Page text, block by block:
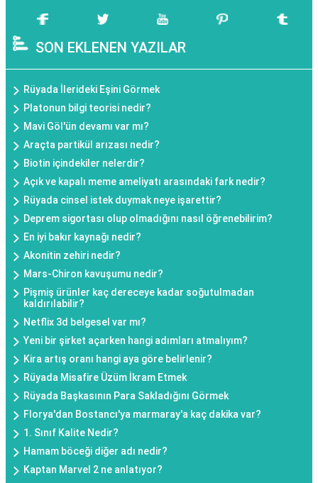
SON EKLENEN YAZILAR
Rüyada İlerideki Eşini Görmek
Platonun bilgi teorisi nedir?
Mavi Göl'ün devamı var mı?
Araçta partikül arızası nedir?
Biotin içindekiler nelerdir?
Açık ve kapalı meme ameliyatı arasındaki fark nedir?
Rüyada cinsel istek duymak neye işarettir?
Deprem sigortası olup olmadığını nasıl öğrenebilirim?
En iyi bakır kaynağı nedir?
Akonitin zehiri nedir?
Mars-Chiron kavuşumu nedir?
Pişmiş ürünler kaç dereceye kadar soğutulmadan
kaldırılabilir?
Netflix 3d belgesel var mı?
Yeni bir şirket açarken hangi adımları atmalıyım?
Kira artış oranı hangi aya göre belirlenir?
Rüyada Misafire Üzüm İkram Etmek
Rüyada Başkasının Para Sakladığını Görmek
Florya'dan Bostancı'ya marmaray'a kaç dakika var?
1. Sınıf Kalite Nedir?
Hamam böceği diğer adı nedir?
Kaptan Marvel 2 ne anlatıyor?